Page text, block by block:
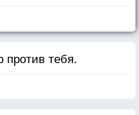
против тебя.